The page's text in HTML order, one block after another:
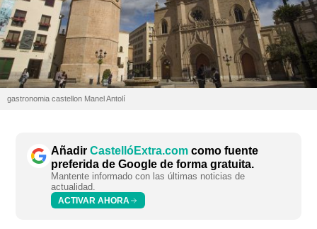
gastronomia castellon Manel Antolí
Añadir CastellóExtra.com como fuente
preferida de Google de forma gratuita.
Mantente informado con las últimas noticias de
actualidad.
ACTIVAR AHORA